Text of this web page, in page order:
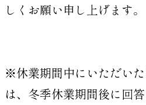
しくお願い申し上げます。
※休業期間中にいただい
は、冬季休業期間後に回